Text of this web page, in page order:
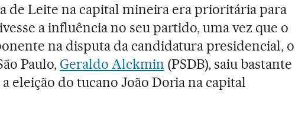
de Leite na capital mineira era prioritária para
a influência no seu partido, uma vez que o
na disputa da candidatura presidencial, o
Paulo, Geraldo Alckmin (PSDB), saiu bastante
eleição do tucano João Doria na capital